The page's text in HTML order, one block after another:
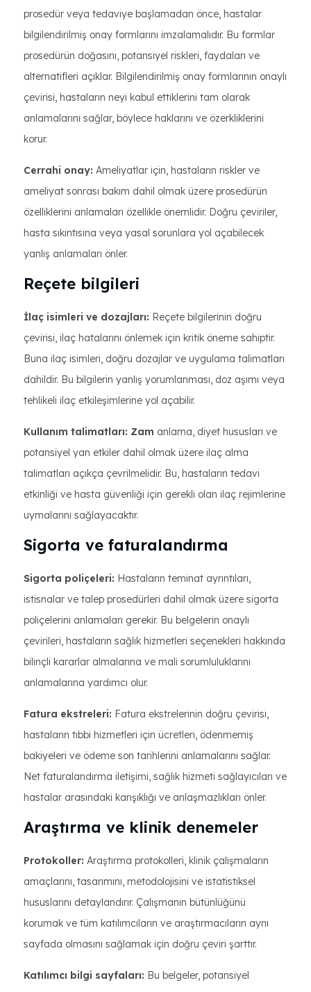
prosedür veya tedaviye başlamadan önce, hastalar
bilgilendirilmiş onay formlarını imzalamalıdır. Bu formlar
prosedürün doğasını, potansiyel riskleri, faydaları ve
alternatifleri açıklar. Bilgilendirilmiş onay formlarının onaylı
çevirisi, hastaların neyi kabul ettiklerini tam olarak
anlamalarını sağlar, böylece haklarını ve özerkliklerini
korur.
Cerrahi onay: Ameliyatlar için, hastaların riskler ve
ameliyat sonrası bakım dahil olmak üzere prosedürün
özelliklerini anlamaları özellikle önemlidir. Doğru çeviriler,
hasta sıkıntısına veya yasal sorunlara yol açabilecek
yanlış anlamaları önler.
Reçete bilgileri
İlaç isimleri ve dozajları: Reçete bilgilerinin doğru
çevirisi, ilaç hatalarını önlemek için kritik öneme sahiptir.
Buna ilaç isimleri, doğru dozajlar ve uygulama talimatları
dahildir. Bu bilgilerin yanlış yorumlanması, doz aşımı veya
tehlikeli ilaç etkileşimlerine yol açabilir.
Kullanım talimatları: Zam anlama, diyet hususları ve
potansiyel yan etkiler dahil olmak üzere ilaç alma
talimatları açıkça çevrilmelidir. Bu, hastaların tedavi
etkinliği ve hasta güvenliği için gerekli olan ilaç rejimlerine
uymalarını sağlayacaktır.
Sigorta ve faturalandırma
Sigorta poliçeleri: Hastaların teminat ayrıntıları,
istisnalar ve talep prosedürleri dahil olmak üzere sigorta
poliçelerini anlamaları gerekir. Bu belgelerin onaylı
çevirileri, hastaların sağlık hizmetleri seçenekleri hakkında
bilinçli kararlar almalarına ve mali sorumluluklarını
anlamalarına yardımcı olur.
Fatura ekstreleri: Fatura ekstrelerinin doğru çevirisi,
hastaların tıbbi hizmetleri için ücretleri, ödenmemiş
bakiyeleri ve ödeme son tarihlerini anlamalarını sağlar.
Net faturalandırma iletişimi, sağlık hizmeti sağlayıcıları ve
hastalar arasındaki karışıklığı ve anlaşmazlıkları önler.
Araştırma ve klinik denemeler
Protokoller: Araştırma protokolleri, klinik çalışmaların
amaçlarını, tasarımını, metodolojisini ve istatistiksel
hususlarını detaylandırır. Çalışmanın bütünlüğünü
korumak ve tüm katılımcıların ve araştırmacıların aynı
sayfada olmasını sağlamak için doğru çeviri şarttır.
Katılımcı bilgi sayfaları: Bu belgeler, potansiyel